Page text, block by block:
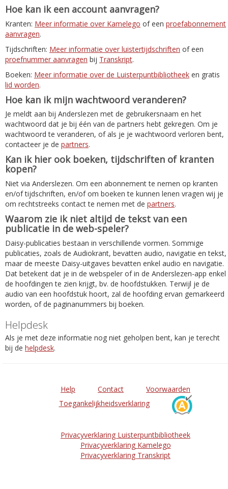
Hoe kan ik een account aanvragen?
Kranten: Meer informatie over Kamelego of een proefabonnement
aanvragen.
Tijdschriften: Meer informatie over luistertijdschriften of een
proefnummer aanvragen bij Transkript.
Boeken: Meer informatie over de Luisterpuntbibliotheek en gratis
lid worden.
Hoe kan ik mijn wachtwoord veranderen?
Je meldt aan bij Anderslezen met de gebruikersnaam en het
wachtwoord dat je bij één van de partners hebt gekregen. Om je
wachtwoord te veranderen, of als je je wachtwoord verloren bent,
contacteer je de partners.
Kan ik hier ook boeken, tijdschriften of kranten
kopen?
Niet via Anderslezen. Om een abonnement te nemen op kranten
en/of tijdschriften, en/of om boeken te kunnen lenen vragen wij je
om rechtstreeks contact te nemen met de partners.
Waarom zie ik niet altijd de tekst van een
publicatie in de web-speler?
Daisy-publicaties bestaan in verschillende vormen. Sommige
publicaties, zoals de Audiokrant, bevatten audio, navigatie en tekst,
maar de meeste Daisy-uitgaves bevatten enkel audio en navigatie.
Dat betekent dat je in de webspeler of in de Anderslezen-app enkel
de hoofdingen te zien krijgt, bv. de hoofdstukken. Terwijl je de
audio van een hoofdstuk hoort, zal de hoofding ervan gemarkeerd
worden, of de paginanummers bij boeken.
Helpdesk
Als je met deze informatie nog niet geholpen bent, kan je terecht
bij de helpdesk.
Help Contact
Voorwaarden
Toegankelijkheidsverklaring
Privacyverklaring Luisterpuntbibliotheek
Privacyverklaring Kamelego
Privacyverklaring Transkript